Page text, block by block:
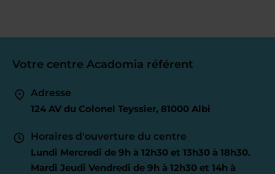
Votre centre Acadomia référent
Adresse
124 AV du Colonel Teyssier, 81000 Albi
Horaires d'ouverture du centre
Lundi Mercredi de 9h à 12h30 et 13h30 à 18h30.
Mardi Jeudi Vendredi de 9h à 12h30 et 14h à